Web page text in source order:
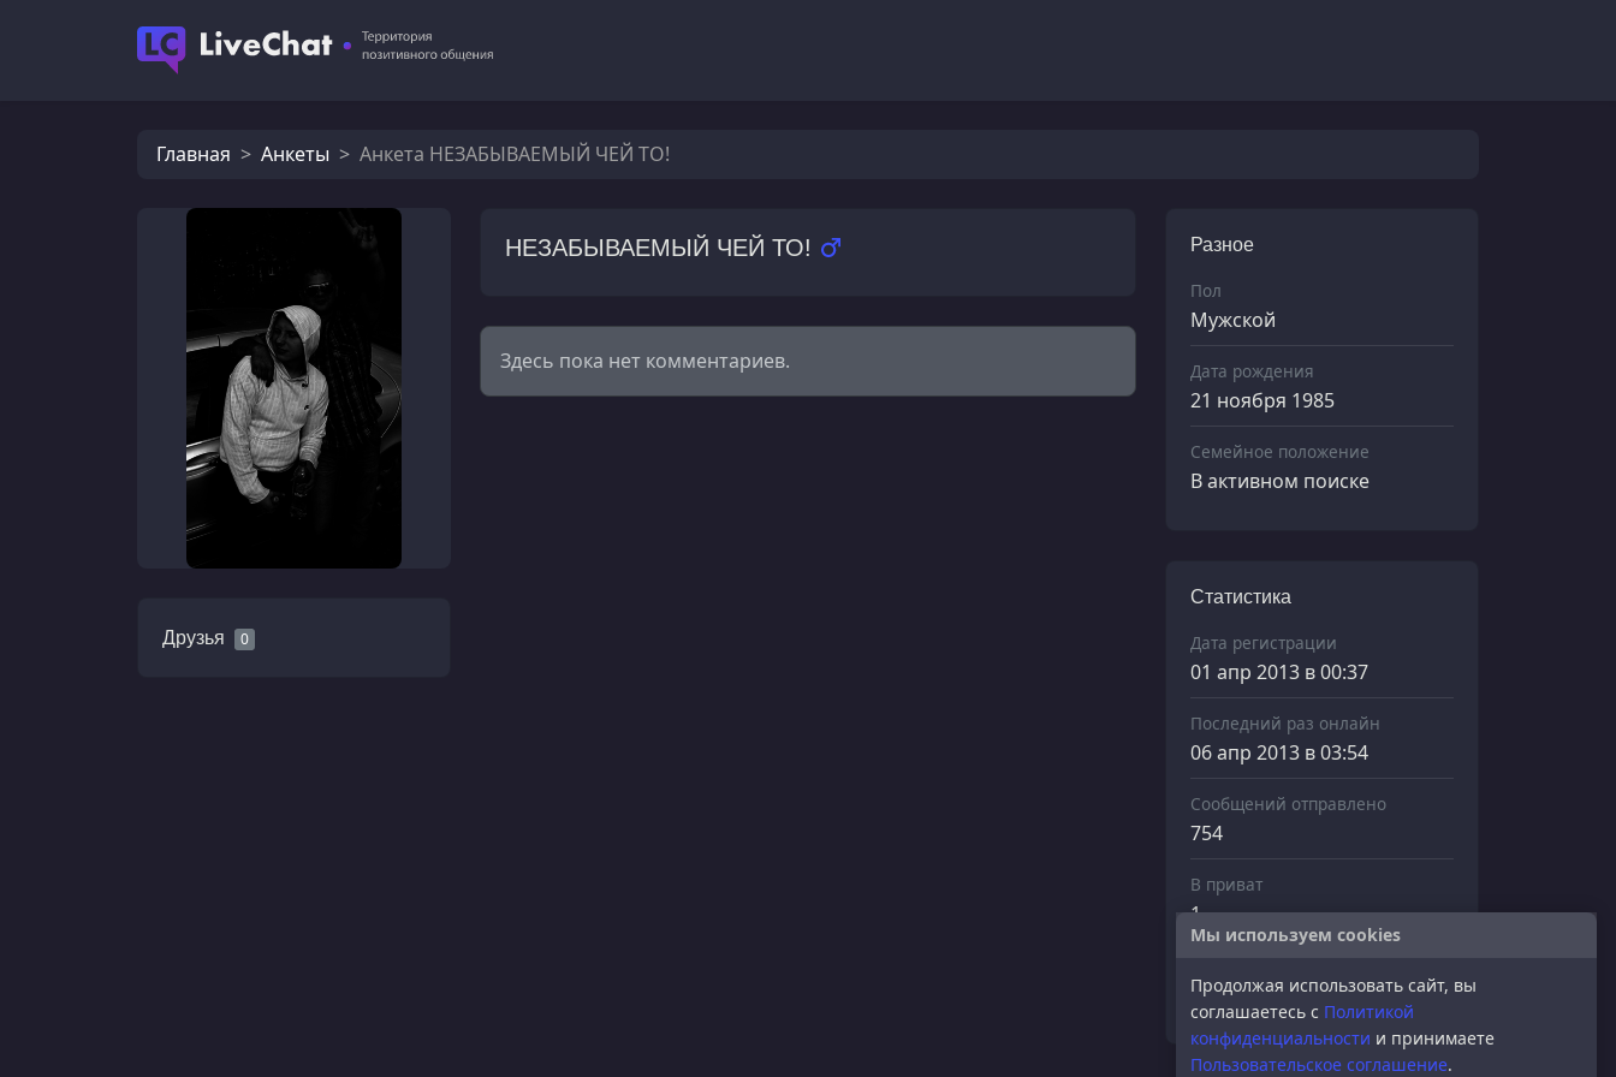
Главная Анкеты Анкета НЕЗАБЫВАЕМЫЙ ЧЕЙ ТО!
Друзья 0
НЕЗАБЫВАЕМЫЙ ЧЕЙ ТО!
Здесь пока нет комментариев.
Разное
Пол
Мужской
Дата рождения
21 ноября 1985
Семейное положение
В активном поиске
Статистика
Дата регистрации
01 апр 2013 в 00:37
Последний раз онлайн
06 апр 2013 в 03:54
Сообщений отправлено
754
В приват
1
2
Мы используем cookies
Продолжая использовать сайт, вы
соглашаетесь с Политикой
конфиденциальности и принимаете
Пользовательское соглашение.